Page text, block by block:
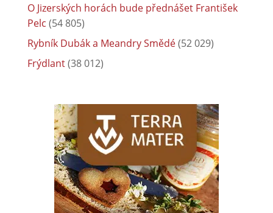
O Jizerských horách bude přednášet František
Pelc (54 805)
Rybník Dubák a Meandry Smědé(52 029)
Frýdlant(38 012)